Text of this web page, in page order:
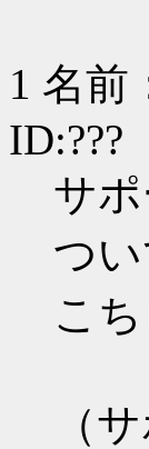
1 名前
ID:???
サ
つい
こ
（